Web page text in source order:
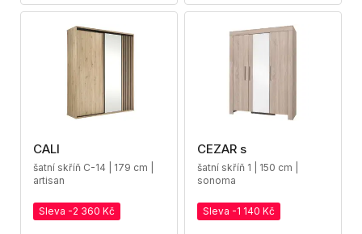
CALI
šatní skříň C-14 | 179 cm |
artisan
Sleva -2 360 Kč
CEZAR s
šatní skříň 1 | 150 cm |
sonoma
Sleva -1 140 Kč